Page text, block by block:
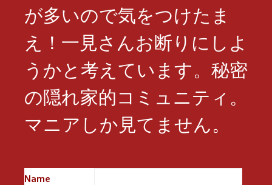
が多いので気をつけたま
え！一見さんお断りにしよ
うかと考えています。秘密
の隠れ家的コミュニティ。
マニアしか見てません。
Name